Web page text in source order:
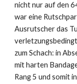
nicht nur auf den
war eine
Ausrutscher das
zum Schach: in
mit harten
Rang 5 und somit